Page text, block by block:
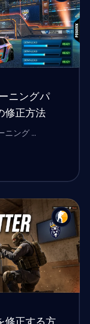
ニングパ
修正方法
ング …